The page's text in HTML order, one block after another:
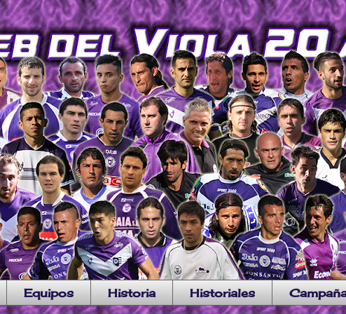
Equipos Historia Historiales